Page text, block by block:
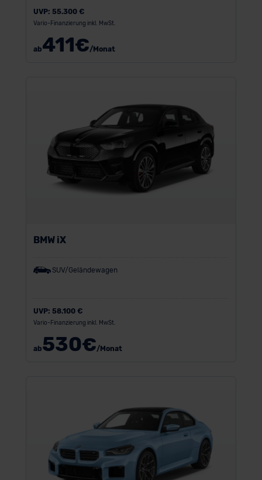
UVP: 55.300 €
Vario-Finanzierung inkl. MwSt.
ab411€/Monat
BMW iX
SUV/Geländewagen
UVP: 58.100 €
Vario-Finanzierung inkl. MwSt.
ab530€/Monat